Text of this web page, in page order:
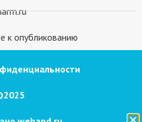
к опубликованию